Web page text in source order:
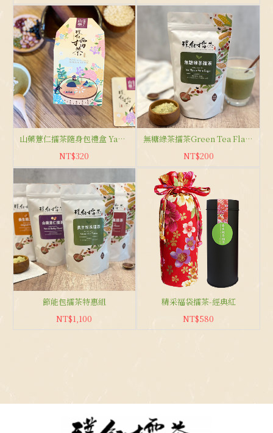
山藥薏仁擂茶隨身包禮盒 Yam&Barley Flavor
NT$320
無糖綠茶擂茶Green Tea Flavor(Sugar Free)
NT$200
節能包擂茶特惠組
NT$1,100
精采福袋擂茶-經典紅
NT$580